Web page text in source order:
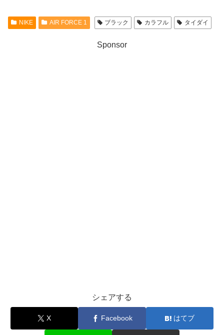
NIKE AIR FORCE 1 ブラック カラフル タイダイ
Sponsor
シェアする
X Facebook はてブ